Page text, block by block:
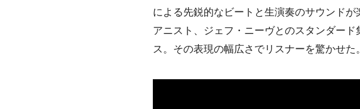
による先鋭的なビートと生演奏のサウンド
アニスト、ジェフ・ニーヴとのスタンダー
ス。その表現の幅広さでリスナーを驚かせた。